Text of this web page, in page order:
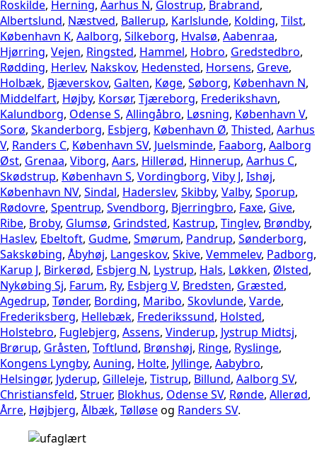
Roskilde, Herning, Aarhus N, Glostrup, Brabrand,
Albertslund, Næstved, Ballerup, Karlslunde, Kolding, Tilst,
København K, Aalborg, Silkeborg, Hvalsø, Aabenraa,
Hjørring, Vejen, Ringsted, Hammel, Hobro, Gredstedbro,
Rødding, Herlev, Nakskov, Hedensted, Horsens, Greve,
Holbæk, Bjæverskov, Galten, Køge, Søborg, København N,
Middelfart, Højby, Korsør, Tjæreborg, Frederikshavn,
Kalundborg, Odense S, Allingåbro, Løsning, København V,
Sorø, Skanderborg, Esbjerg, København Ø, Thisted, Aarhus
V, Randers C, København SV, Juelsminde, Faaborg, Aalborg
Øst, Grenaa, Viborg, Aars, Hillerød, Hinnerup, Aarhus C,
Skødstrup, København S, Vordingborg, Viby J, Ishøj,
København NV, Sindal, Haderslev, Skibby, Valby, Sporup,
Rødovre, Spentrup, Svendborg, Bjerringbro, Faxe, Give,
Ribe, Broby, Glumsø, Grindsted, Kastrup, Tinglev, Brøndby,
Haslev, Ebeltoft, Gudme, Smørum, Pandrup, Sønderborg,
Sakskøbing, Åbyhøj, Langeskov, Skive, Vemmelev, Padborg,
Karup J, Birkerød, Esbjerg N, Lystrup, Hals, Løkken, Ølsted,
Nykøbing Sj, Farum, Ry, Esbjerg V, Bredsten, Græsted,
Agedrup, Tønder, Bording, Maribo, Skovlunde, Varde,
Frederiksberg, Hellebæk, Frederikssund, Holsted,
Holstebro, Fuglebjerg, Assens, Vinderup, Jystrup Midtsj,
Brørup, Gråsten, Toftlund, Brønshøj, Ringe, Ryslinge,
Kongens Lyngby, Auning, Holte, Jyllinge, Aabybro,
Helsingør, Jyderup, Gilleleje, Tistrup, Billund, Aalborg SV,
Christiansfeld, Struer, Blokhus, Odense SV, Rønde, Allerød,
Årre, Højbjerg, Ålbæk, Tølløseog Randers SV.